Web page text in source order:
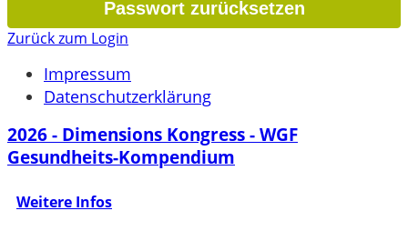
Zurück zum Login
Impressum
Datenschutzerklärung
2026 - Dimensions Kongress - WGF
Gesundheits-Kompendium
Weitere Infos